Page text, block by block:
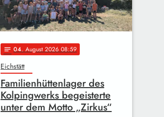
notes 04. August 2026 08:59
Eichstätt
Familienhüttenlager des
Kolpingwerks begeisterte
unter dem Motto „Zirkus“